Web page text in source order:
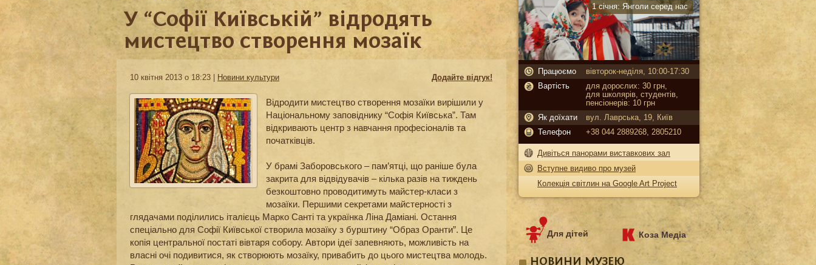
У “Софії Київській” відродять
мистецтво створення мозаїк
10 квітня 2013 о 18:23 | Новини культури Додайте відгук!
Відродити мистецтво створення мозаїки вирішили у
Національному заповіднику “Софія Київська”. Там
відкривають центр з навчання професіоналів та
початківців.
У брамі Заборовського – пам’ятці, що раніше була
закрита для відвідувачів – кілька разів на тиждень
безкоштовно проводитимуть майстер-класи з
мозаїки. Першими секретами майстерності з
глядачами поділились італієць Марко Санті та українка Ліна Даміані. Остання
спеціально для Софії Київської створила мозаїку з бурштину “Образ Оранти”. Це
копія центральної постаті вівтаря собору. Автори ідеї запевняють, можливість на
власні очі подивитися, як створюють мозаїку, привабить до цього мистецтва молодь.
Карантин 1 січня: Янголи серед нас
Працюємо
вівторок-неділя, 10:00-17:30
Вартість
для дорослих: 30 грн,
для школярів, студентів,
пенсіонерів: 10 грн
Як доїхати
вул. Лаврська, 19, Київ
Телефон
+38 044 2889268, 2805210
Дивіться панорами виставкових зал
Вступне видиво про музей
Колекція світлин на Google Art Project
Для дітей Коза Медіа
НОВИНИ МУЗЕЮ